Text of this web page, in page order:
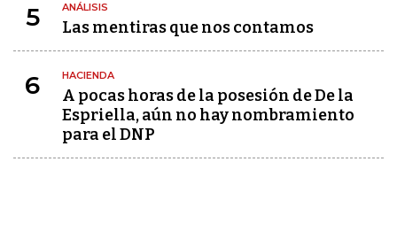
5 ANÁLISIS
Las mentiras que nos contamos
6 HACIENDA
A pocas horas de la posesión de De la
Espriella, aún no hay nombramiento
para el DNP